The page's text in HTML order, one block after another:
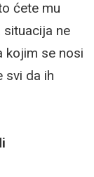
ćete mu
ne
kojim se nosi
svi da ih